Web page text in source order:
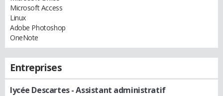
Microsoft Access
Linux
Adobe Photoshop
OneNote
Entreprises
lycée Descartes- Assistant administratif